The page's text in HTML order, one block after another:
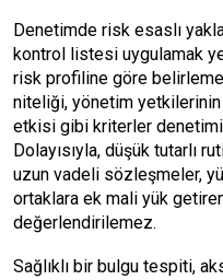
Denetimde risk esaslı
kontrol listesi uygulamak
risk profiline göre
niteliği, yönetim yetkilerinin
etkisi gibi kriterler
Dolayısıyla, düşük tutarlı
uzun vadeli sözleşmeler,
ortaklara ek mali yük
değerlendirilemez.
Sağlıklı bir bulgu tespiti,